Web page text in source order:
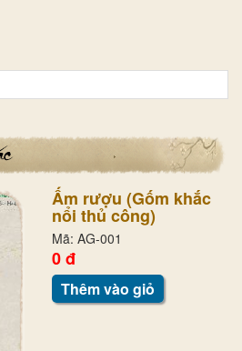
Ấm rượu (Gốm khắc
nổi thủ công)
Mã: AG-001
0 đ
Thêm vào giỏ